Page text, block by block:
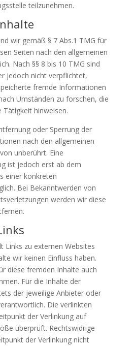
teilzunehmen.
wir gemäß § 7 Abs.1 TMG für
Seiten nach den allgemeinen
Nach §§ 8 bis 10 TMG sind
jedoch nicht verpflichtet,
fremde Informationen
Umständen zu forschen, die
Tätigkeit hinweisen.
oder Sperrung der
nach den allgemeinen
unberührt. Eine
ist jedoch erst ab dem
einer konkreten
Bei Bekanntwerden von
werden wir diese
Links zu externen Websites
wir keinen Einfluss haben.
diese fremden Inhalte auch
Für die Inhalte der
der jeweilige Anbieter oder
Die verlinkten
der Verlinkung auf
überprüft. Rechtswidrige
der Verlinkung nicht